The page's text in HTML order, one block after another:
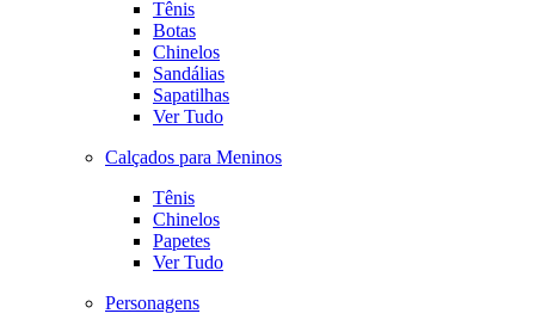
Tênis
Botas
Chinelos
Sandálias
Sapatilhas
Ver Tudo
Calçados para Meninos
Tênis
Chinelos
Papetes
Ver Tudo
Personagens